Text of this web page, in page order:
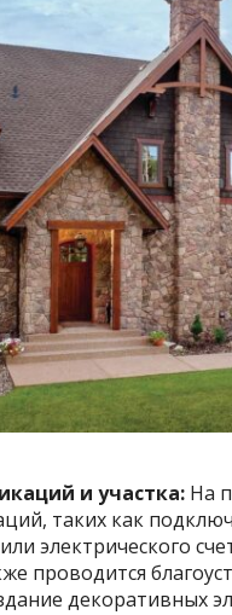
и участка: На
таких как
электрического
проводится
декоративных